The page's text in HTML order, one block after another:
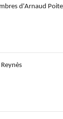
d'Arnaud